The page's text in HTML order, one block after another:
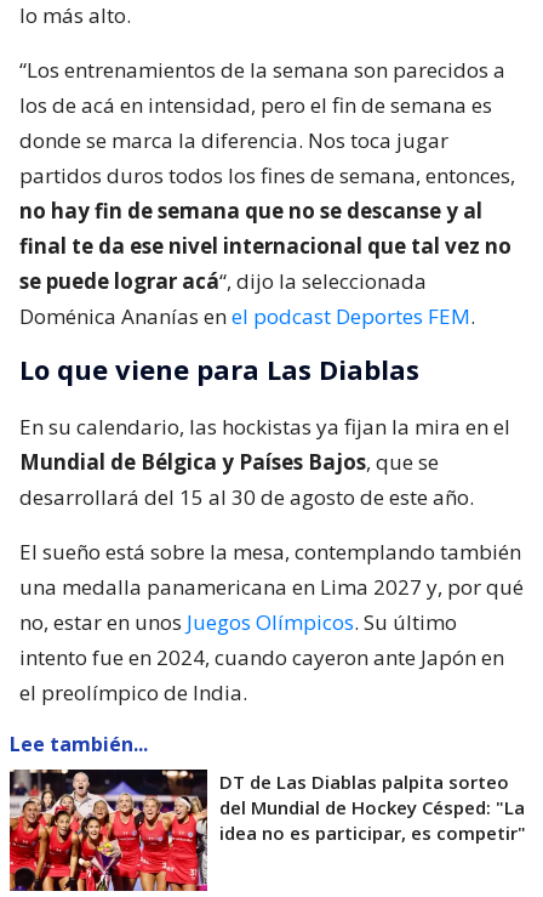
lo más alto.
“Los entrenamientos de la semana son parecidos a
los de acá en intensidad, pero el fin de semana es
donde se marca la diferencia. Nos toca jugar
partidos duros todos los fines de semana, entonces,
no hay fin de semana que no se descanse y al
final te da ese nivel internacional que tal vez no
se puede lograr acá“, dijo la seleccionada
Doménica Ananías enel podcast Deportes FEM.
Lo que viene para Las Diablas
En su calendario, las hockistas ya fijan la mira en el
Mundial de Bélgica y Países Bajos, que se
desarrollará del 15 al 30 de agosto de este año.
El sueño está sobre la mesa, contemplando también
una medalla panamericana en Lima 2027 y, por qué
no, estar en unos Juegos Olímpicos. Su último
intento fue en 2024, cuando cayeron ante Japón en
el preolímpico de India.
Lee también...
DT de Las Diablas palpita sorteo
del Mundial de Hockey Césped: "La
idea no es participar, es competir"